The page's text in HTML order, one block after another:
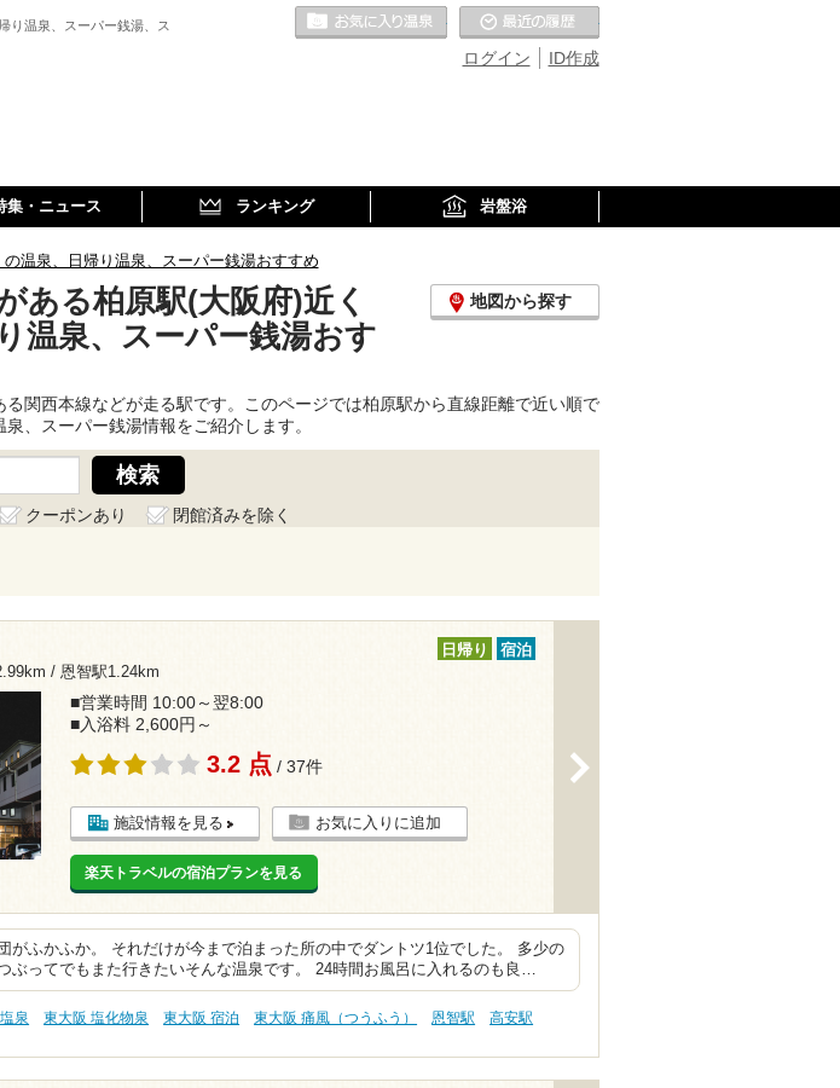
り温泉、スーパー銭湯、ス
ID作成
ログイン
お気に入りの温泉
集・ニュース ランキング 岩盤浴
温泉、日帰り温泉、スーパー銭湯おすすめ
ある柏原駅(大阪府)近く
温泉、スーパー銭湯おす
地図から探す
関西本線などが走る駅です。このページでは柏原駅から直線距離で近い順で
、スーパー銭湯情報をご紹介します。
クーポンあり
閉館済みを除く
/ 恩智駅1.24km
日帰り 宿泊
■営業時間 10:00～翌8:00
■入浴料 2,600円～
3.2 点 / 37件
施設情報を見る お気に入りに追加
楽天トラベルの宿泊プランを見る
がふかふか。 それだけが今まで泊まった所の中でダントツ1位でした。 多少の
ぶってでもまた行きたいそんな温泉です。 24時間お風呂に入れるのも良…
泉 東大阪 塩化物泉 東大阪 宿泊 東大阪 痛風（つうふう） 恩智駅
高安駅